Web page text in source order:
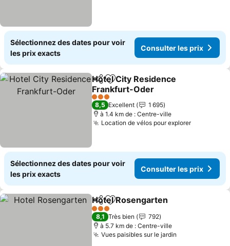
Sélectionnez des dates pour voir
les prix exacts
Consulter les prix
PartagerAjouter à mes favoris
Hotel City Residence
Frankfurt-Oder
3 Étoiles
8,5 Excellent
1 695
à 1.4 km de : Centre-ville
Location de vélos pour explorer
Sélectionnez des dates pour voir
les prix exacts
Consulter les prix
PartagerAjouter à mes favoris
Hotel Rosengarten
3 Étoiles
8,1 Très bien
792
à 5.7 km de : Centre-ville
Vues paisibles sur le jardin